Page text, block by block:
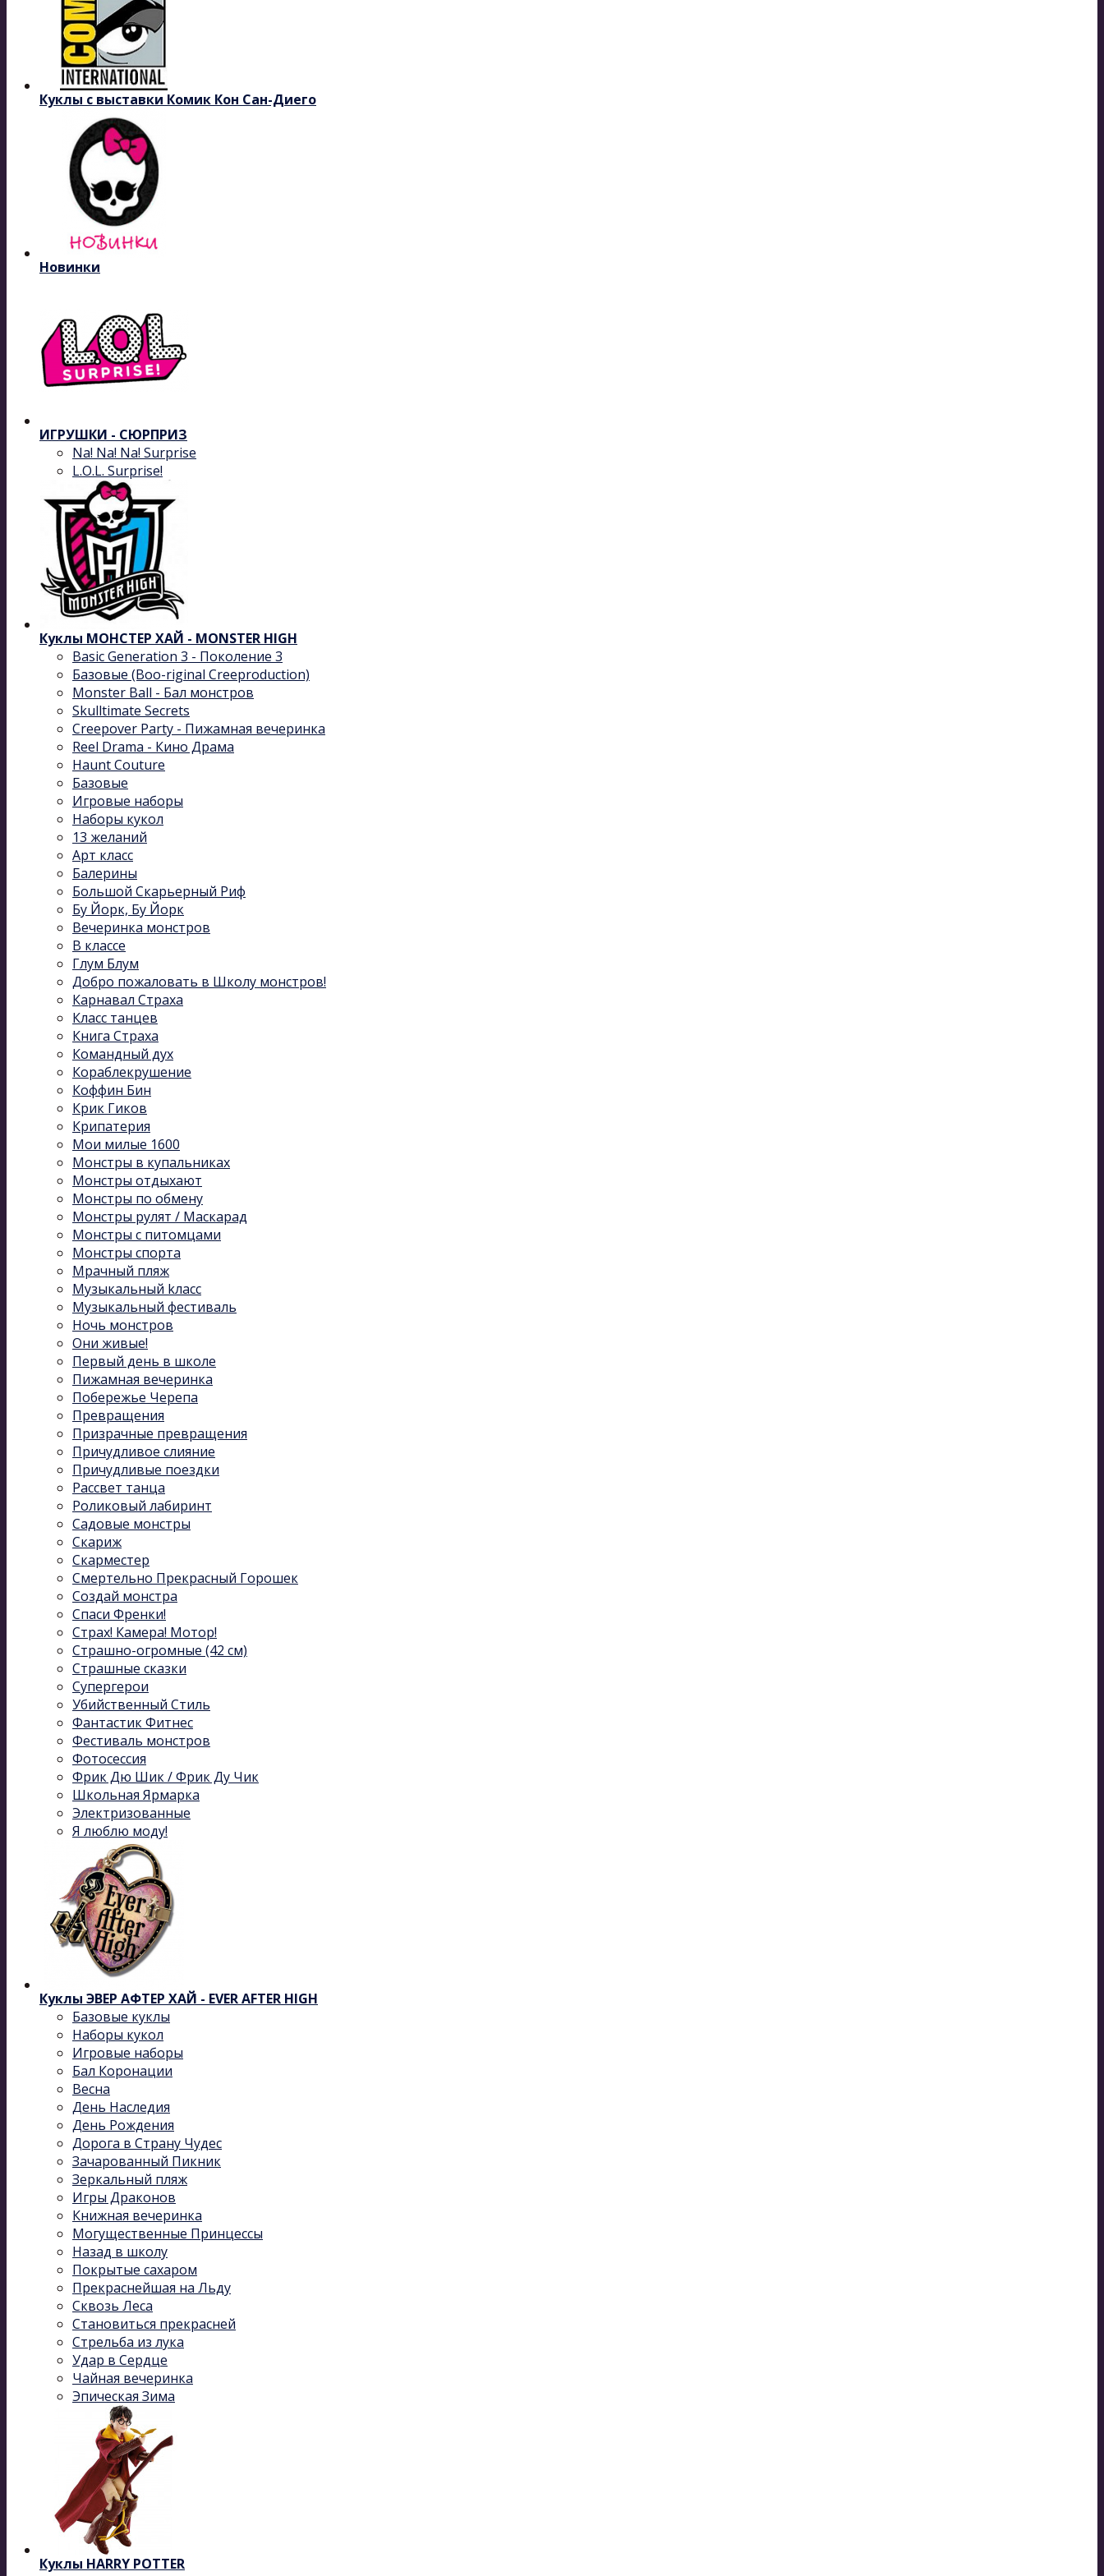
Куклы с выставки Комик Кон Сан-Диего
Новинки
ИГРУШКИ - СЮРПРИЗ
Na! Na! Na! Surprise
L.O.L. Surprise!
Куклы МОНСТЕР ХАЙ - MONSTER HIGH
Basic Generation 3 - Поколение 3
Базовые (Boo-riginal Creeproduction)
Monster Ball - Бал монстров
Skulltimate Secrets
Creepover Party - Пижамная вечеринка
Reel Drama - Кино Драма
Haunt Couture
Базовые
Игровые наборы
Наборы кукол
13 желаний
Арт класс
Балерины
Большой Скарьерный Риф
Бу Йорк, Бу Йорк
Вечеринка монстров
В классе
Глум Блум
Добро пожаловать в Школу монстров!
Карнавал Cтраха
Класс танцев
Книга Страха
Командный дух
Кораблекрушение
Коффин Бин
Крик Гиков
Крипатерия
Мои милые 1600
Монстры в купальниках
Монстры отдыхают
Монстры по обмену
Монстры рулят / Маскарад
Монстры с питомцами
Монстры спорта
Мрачный пляж
Музыкальный kласс
Музыкальный фестиваль
Ночь монстров
Они живые!
Первый день в школе
Пижамная вечеринка
Побережье Черепа
Превращения
Призрачные превращения
Причудливое слияние
Причудливые поездки
Рассвет танца
Роликовый лабиринт
Садовые монстры
Скариж
Скарместер
Смертельно Прекрасный Горошек
Создай монстра
Спаси Френки!
Страх! Камера! Мотор!
Страшно-огромные (42 см)
Страшные сказки
Супергерои
Убийственный Стиль
Фантастик Фитнес
Фестиваль монстров
Фотосессия
Фрик Дю Шик / Фрик Ду Чик
Школьная Ярмарка
Электризованные
Я люблю моду!
Куклы ЭВЕР АФТЕР ХАЙ - EVER AFTER HIGH
Базовые куклы
Наборы кукол
Игровые наборы
Бал Коронации
Весна
День Наследия
День Рождения
Дорога в Страну Чудес
Зачарованный Пикник
Зеркальный пляж
Игры Драконов
Книжная вечеринка
Могущественные Принцессы
Назад в школу
Покрытые сахаром
Прекраснейшая на Льду
Сквозь Леса
Становиться прекрасней
Стрельба из лука
Удар в Сердце
Чайная вечеринка
Эпическая Зима
Куклы HARRY POTTER